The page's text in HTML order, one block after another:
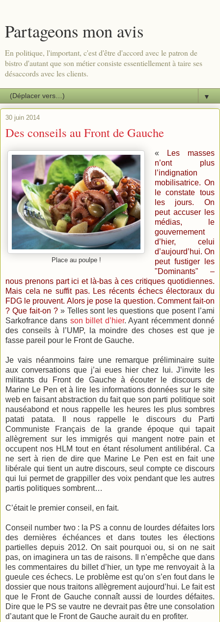
Partageons mon avis
En politique, l'important, c'est d'être d'accord avec le patron de
bistro d'autant que son métier consiste essentiellement à taire ses
désaccords avec les clients.
▼
30 juin 2014
Des conseils au Front de Gauche
Place au poulpe !
«
Les masses
n’ont plus
l’indignation
mobilisatrice. On
le constate tous
les jours. On
peut accuser les
médias, le
gouvernement
d’hier, celui
d’aujourd’hui. On
peut fustiger les
"Dominants" –
nous prenons part ici et là-bas à ces critiques quotidiennes.
Mais cela ne suffit pas. Les récents échecs électoraux du
FDG le prouvent. Alors je pose la question. Comment fait-on
? Que fait-on ?» Telles sont les questions que posent l’ami
Sarkofrance dans son billet d’hier. Ayant récemment donné
des conseils à l’UMP, la moindre des choses est que je
fasse pareil pour le Front de Gauche.
Je vais néanmoins faire une remarque préliminaire suite
aux conversations que j’ai eues hier chez lui. J’invite les
militants du Front de Gauche à écouter le discours de
Marine Le Pen et à lire les informations données sur le site
web en faisant abstraction du fait que son parti politique soit
nauséabond et nous rappelle les heures les plus sombres
patati patata. Il nous rappelle le discours du Parti
Communiste Français de la grande époque qui tapait
allègrement sur les immigrés qui mangent notre pain et
occupent nos HLM tout en étant résolument antilibéral. Ca
ne sert à rien de dire que Marine Le Pen est en fait une
libérale qui tient un autre discours, seul compte ce discours
qui lui permet de grappiller des voix pendant que les autres
partis politiques sombrent…
C’était le premier conseil, en fait.
Conseil number two : la PS a connu de lourdes défaites lors
des dernières échéances et dans toutes les élections
partielles depuis 2012. On sait pourquoi ou, si on ne sait
pas, on imaginera un tas de raisons. Il n’empêche que dans
les commentaires du billet d’hier, un type me renvoyait à la
gueule ces échecs. Le problème est qu’on s’en fout dans le
dossier que nous traitons allègrement aujourd’hui. Le fait est
que le Front de Gauche connaît aussi de lourdes défaites.
Dire que le PS se vautre ne devrait pas être une consolation
d’autant que le Front de Gauche aurait du en profiter.